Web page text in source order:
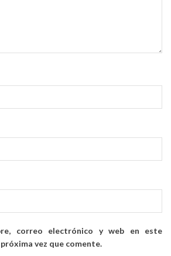
correo electrónico y web en este
vez que comente.